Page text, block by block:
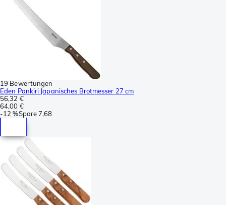
19 Bewertungen
Eden Pankiri Japanisches Brotmesser 27 cm
56,32 €
64,00 €
-12 %Spare7,68